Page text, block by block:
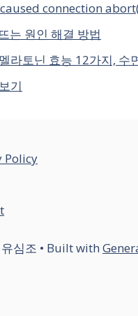
connection
는 원인 해결 방법
라토닌 효능 12가지, 수
기
Policy
심조 • Built with